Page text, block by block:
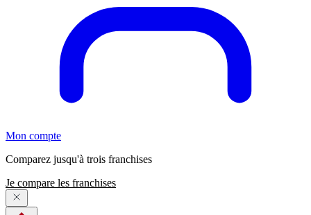
Mon compte
Comparez jusqu'à trois franchises
Je compare les franchises